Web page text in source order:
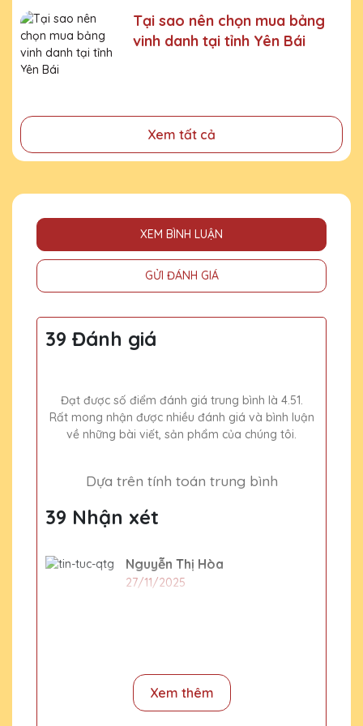
cá nhân, tập thể
- Tri ân, thay lời cảm ơn gửi đến những cá nhân, tổ chức
đã cống hiến, đóng góp cho doanh nghiệp, cho cộng
đồng
Tại sao nên chọn mua bảng
vinh danh tại tỉnh Yên Bái
Xem tất cả
XEM BÌNH LUẬN
GỬI ĐÁNH GIÁ
39 Đánh giá
Đạt được số điểm đánh giá trung bình là 4.51.
Rất mong nhận được nhiều đánh giá và bình luận
về những bài viết, sản phẩm của chúng tôi.
Dựa trên tính toán trung bình
39 Nhận xét
Nguyễn Thị Hòa
27/11/2025
Ngô Thị Mai
Xem thêm